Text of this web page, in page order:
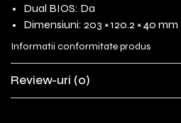
Dual BIOS: Da
Dimensiuni: 203 × 120.2 × 40 mm
Informatii conformitate produs
Review-uri (0)